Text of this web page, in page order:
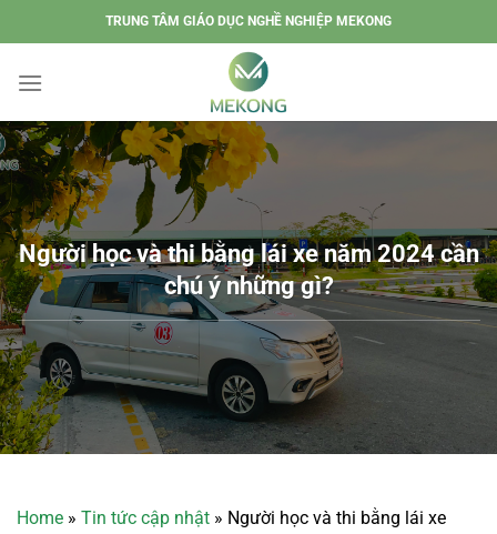
đến
dung
TRUNG TÂM GIÁO DỤC NGHỀ NGHIỆP MEKONG
Người học và thi bằng lái xe năm 2024 cần
chú ý những gì?
Home » Tin tức cập nhật » Người học và thi bằng lái xe